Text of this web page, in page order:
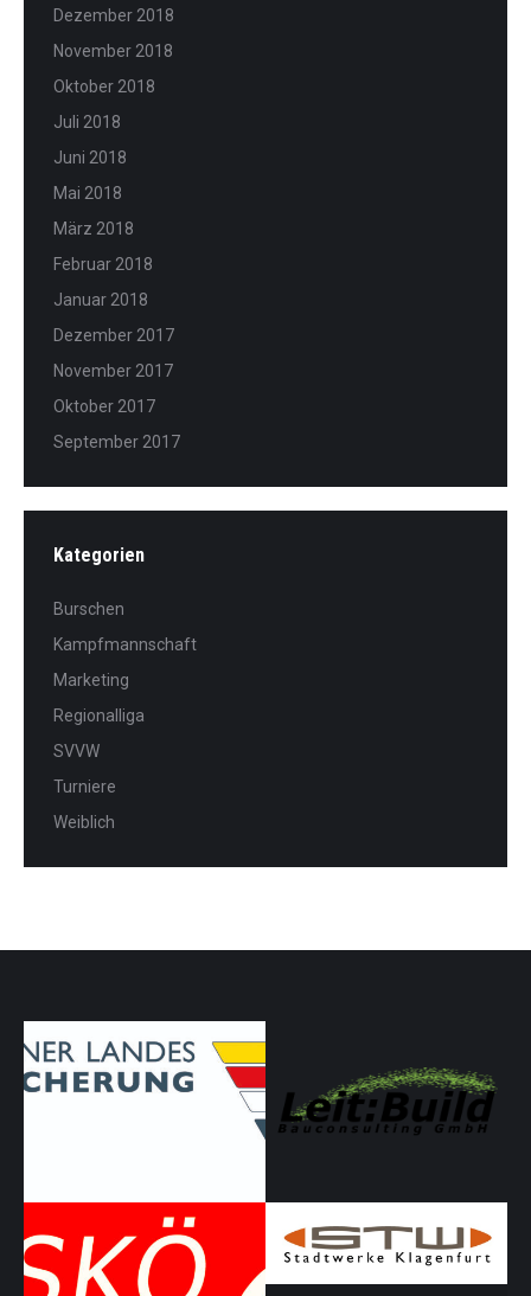
Dezember 2018
November 2018
Oktober 2018
Juli 2018
Juni 2018
Mai 2018
März 2018
Februar 2018
Januar 2018
Dezember 2017
November 2017
Oktober 2017
September 2017
Kategorien
Burschen
Kampfmannschaft
Marketing
Regionalliga
SVVW
Turniere
Weiblich